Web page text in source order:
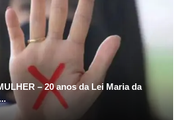
– 20 anos da Lei Maria da